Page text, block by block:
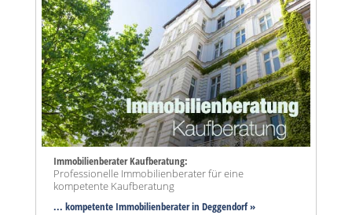
Immobilienberater Kaufberatung:
Professionelle Immobilienberater für eine
kompetente Kaufberatung
... kompetente Immobilienberater in Deggendorf »